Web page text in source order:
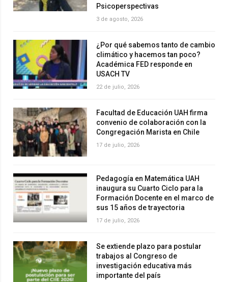
Psicoperspectivas
3 de agosto, 2026
¿Por qué sabemos tanto de cambio
climático y hacemos tan poco?
Académica FED responde en
USACH TV
22 de julio, 2026
Facultad de Educación UAH firma
convenio de colaboración con la
Congregación Marista en Chile
17 de julio, 2026
Pedagogía en Matemática UAH
inaugura su Cuarto Ciclo para la
Formación Docente en el marco de
sus 15 años de trayectoria
17 de julio, 2026
Se extiende plazo para postular
trabajos al Congreso de
investigación educativa más
importante del país